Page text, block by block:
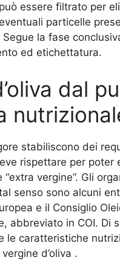
essere filtrato per
particelle
la fase
ed etichettatura.
dal
stabiliscono dei
rispettare per poter
vergine”. Gli
senso sono alcuni
e il Consiglio
abbreviato in COI. Di
le caratteristiche
d’oliva .